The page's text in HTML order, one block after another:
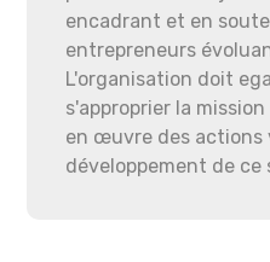
encadrant et en
entrepreneurs
L'organisation doit
s'approprier la
en œuvre des actions
développement de ce